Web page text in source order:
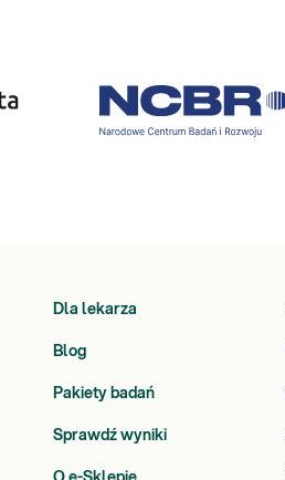
Dla lekarza
Blog
Pakiety badań
Sprawdź wyniki